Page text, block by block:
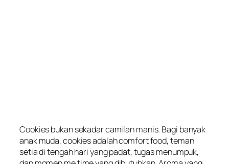
Cookies bukan sekadar camilan manis. Bagi banyak
anak muda, cookies adalah comfort food, teman
setia di tengah hari yang padat, tugas menumpuk,